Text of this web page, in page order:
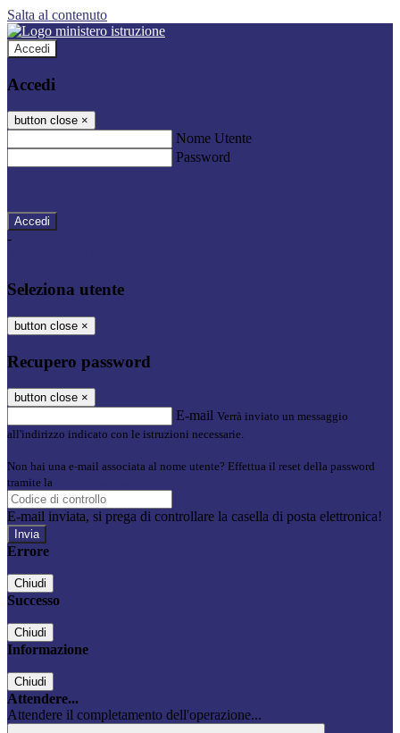
Salta al contenuto
Accedi
Accedi
button close ×
Nome Utente
Password
-
Seleziona utente
button close ×
Recupero password
button close ×
E-mail Verrà inviato un messaggio
all'indirizzo indicato con le istruzioni necessarie.
Non hai una e-mail associata al nome utente? Effettua il reset della password
tramite la
E-mail inviata, si prega di controllare la casella di posta elettronica!
Errore
Chiudi
Successo
Chiudi
Informazione
Chiudi
Attendere...
Attendere il completamento dell'operazione...